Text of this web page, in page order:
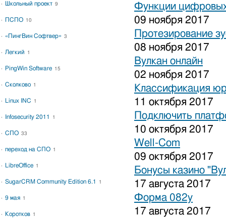
Функции
09 ноября 2017
Протезирование
08 ноября 2017
Вулкан онлайн
02 ноября 2017
Классификация
11 октября 2017
Подключить
10 октября 2017
Well-Com
09 октября 2017
Бонусы казино
17 августа 2017
Форма 082у
17 августа 2017
Школьный проект 9
ПСПО 10
«ПингВин Софтвер» 3
Легкий 1
PingWin Software 15
Сколково 1
Linux INC 1
Infosecurity 2011 1
СПО 33
переход на СПО 1
LibreOffice 1
SugarCRM Community Edition 6.1 1
9 мая 1
Коротков 1